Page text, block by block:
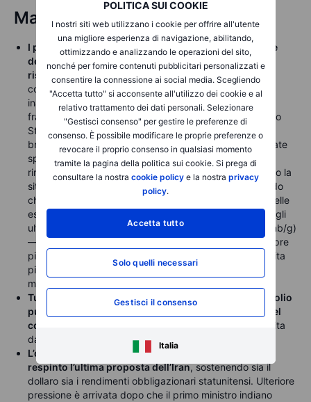
POLITICA SUI COOKIE
I nostri siti web utilizzano i cookie per offrire all'utente
una migliore esperienza di navigazione, abilitando,
ottimizzando e analizzando le operazioni del sito,
nonché per fornire contenuti pubblicitari personalizzati e
consentire la connessione ai social media. Scegliendo
"Accetta tutto" si acconsente all'utilizzo dei cookie e al
relativo trattamento dei dati personali. Selezionare
"Gestisci consenso" per gestire le preferenze di
consenso. È possibile modificare le proprie preferenze o
revocare il proprio consenso in qualsiasi momento
tramite la pagina della politica sui cookie. Si prega di
consultare la nostra cookie policye la nostra privacy
policy.
Accetta tutto
Solo quelli necessari
Gestisci il consenso
Italia
Materie prime
I prezzi del petrolio sono saliti dopo che il presidente
degli Stati Uniti Donald Trump ha respinto l’ultima
risposta dell’Iran
alla sua proposta per porre fine al
conflitto durato 10 settimane, definendola “totalmente
inaccettabile”. Le due parti continuano a mantenere un
fragile cessate il fuoco mentre la chiusura effettiva dello
Stretto di Hormuz prosegue. Dopo essere sceso
brevemente a USD 96 la scorsa settimana sulle rinnovate
speranze di una riapertura dello stretto, il Brent è
rimbalzato sopra USD 105. Morgan Stanley ha descritto la
situazione come una “corsa contro il tempo”, avvertendo
che i recenti fattori di mitigazione — come l’aumento delle
esportazioni statunitensi (+3,8 mb/g su base annua negli
ultimi 30 giorni) e importazioni cinesi più deboli (-5,5 mb/g)
— non possono durare indefinitamente. Ciò lascia sempre
più la distruzione della domanda, attraverso una crescita
più lenta dei consumi e prezzi più elevati, come unico
meccanismo praticabile per riequilibrare il mercato.
Tutte e tre le principali agenzie di previsione sul petrolio
pubblicheranno i loro outlook mensili sul mercato nel
corso della settimana
, a partire dall’EIA martedì, seguita
da OPEC e IEA mercoledì.
L’oro scambia in ribasso dopo che Donald Trump ha
respinto l’ultima proposta dell’Iran, sostenendo sia il
dollaro sia i rendimenti obbligazionari statunitensi. Ulteriore
pressione è arrivata dopo che il primo ministro indiano